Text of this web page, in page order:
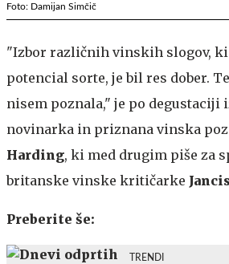
Foto: Damijan Simčič
"Izbor različnih vinskih slogov,
potencial sorte, je bil res dober.
nisem poznala," je po degustaciji
novinarka in priznana vinska
Harding, ki med drugim piše za
britanske vinske kritičarke
Preberite še:
TRENDI